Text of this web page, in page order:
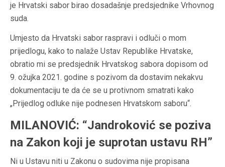
je Hrvatski sabor birao dosadašnje predsjednike Vrhovnog
suda.
Umjesto da Hrvatski sabor raspravi i odluči o mom
prijedlogu, kako to nalaže Ustav Republike Hrvatske,
obratio mi se predsjednik Hrvatskog sabora dopisom od
9. ožujka 2021. godine s pozivom da dostavim nekakvu
dokumentaciju te da će se u protivnom smatrati kako
„Prijedlog odluke nije podnesen Hrvatskom saboru“.
MILANOVIĆ: “Jandroković se poziva
na Zakon koji je suprotan ustavu RH”
Ni u Ustavu niti u Zakonu o sudovima nije propisana